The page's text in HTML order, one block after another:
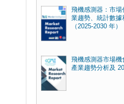
飛機感測器：市場
業趨勢、統計數據
（2025-2030 年）
飛機感測器市場機
產業趨勢分析及